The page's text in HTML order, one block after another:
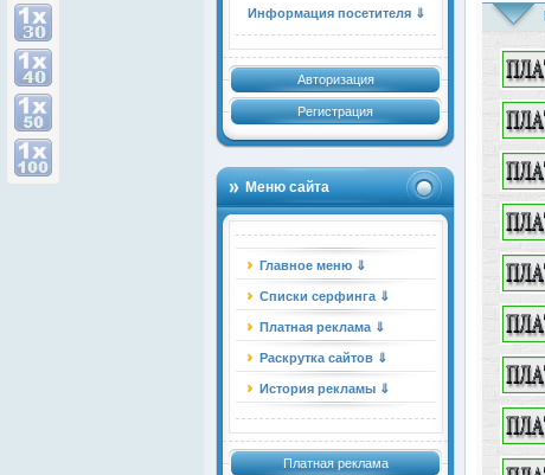
Информация посетителя ⇓
Авторизация
Регистрация
Меню сайта
Главное меню ⇓
Списки серфинга ⇓
Платная реклама ⇓
Раскрутка сайтов ⇓
История рекламы ⇓
Платная реклама